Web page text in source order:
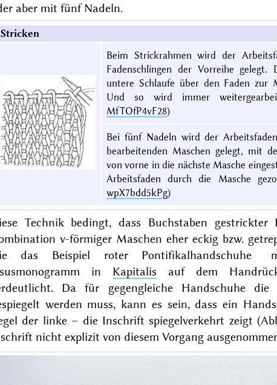
aber mit fünf Nadeln.
Stricken
Beim Strickrahmen wird der
Fadenschlingen der Vorreihe
untere Schlaufe über den Faden zur
Und so wird immer
MfTOfP4vF28)
Bei fünf Nadeln wird der
bearbeitenden Maschen gelegt, mit
von vorne in die nächste Masche
Arbeitsfaden durch die Masche
wpX7bdd5kPg)
Technik bedingt, dass Buchstaben gestrickter
v-förmiger Maschen eher eckig bzw.
das Beispiel roter Pontifikalhandschuhe
in Kapitalis auf dem
Da für gegengleiche Handschuhe die
werden muss, kann es sein, dass ein
der linke – die Inschrift spiegelverkehrt zeigt
nicht explizit von diesem Vorgang